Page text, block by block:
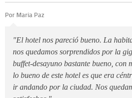
Por Maria Paz
"El hotel nos pareció bueno. La
nos quedamos sorprendidos por la
buffet-desayuno bastante bueno, con
lo bueno de este hotel es que era
ir andando por la ciudad. Nos